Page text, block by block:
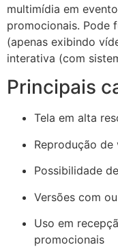
multimídia em
promocionais. Pode
(apenas exibindo
interativa (com
Principais
Tela em alta
Reprodução
Possibilidade
Versões com
Uso em
promocionais